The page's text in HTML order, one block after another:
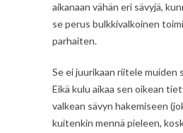
aikanaan vähän eri sävyjä,
se perus bulkkivalkoinen
parhaiten.
Se ei juurikaan riitele muiden
Eikä kulu aikaa sen oikean
valkean sävyn hakemiseen
kuitenkin mennä pieleen,